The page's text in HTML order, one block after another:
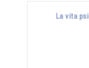
La vita